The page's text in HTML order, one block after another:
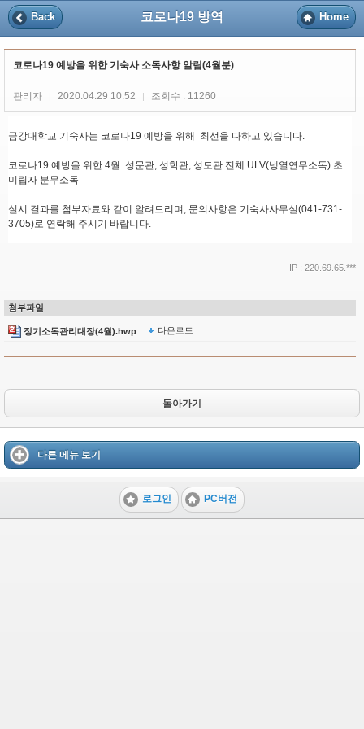
Back 코로나19 방역 Home
코로나19 예방을 위한 기숙사 소독사항 알림(4월분)
관리자 2020.04.29 10:52 조회수 : 11260
금강대학교 기숙사는 코로나19 예방을 위해 최선을 다하고 있습니다.
코로나19 예방을 위한 4월 성문관, 성학관, 성도관 전체 ULV(냉열연무소독) 초
미립자 분무소독
실시 결과를 첨부자료와 같이 알려드리며, 문의사항은 기숙사사무실(041-731-
3705)로 연락해 주시기 바랍니다.
IP : 220.69.65.***
첨부파일
정기소독관리대장(4월).hwp 다운로드
돌아가기
다른 메뉴 보기
로그인 PC버전